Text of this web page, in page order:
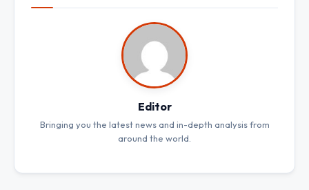
Editor
Bringing you the latest news and in-depth analysis from
around the world.